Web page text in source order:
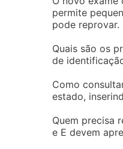
permite
pode reprovar.
Quais são os
de
Como
estado,
Quem precisa
e E devem